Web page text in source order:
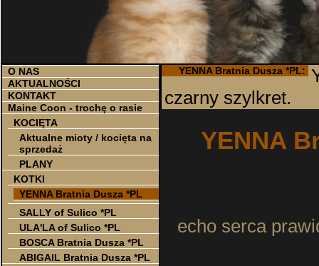
O NAS
AKTUALNOŚCI
KONTAKT
Maine Coon - trochę o rasie
KOCIĘTA
Aktualne mioty / kocięta na
sprzedaż
PLANY
KOTKI
YENNA Bratnia Dusza *PL
SALLY of Sulico *PL
ULA'LA of Sulico *PL
BOSCA Bratnia Dusza *PL
ABIGAIL Bratnia Dusza *PL
YENNA Bratnia Dusza *PL:
czarny szylkret.
YENNA
echo serca